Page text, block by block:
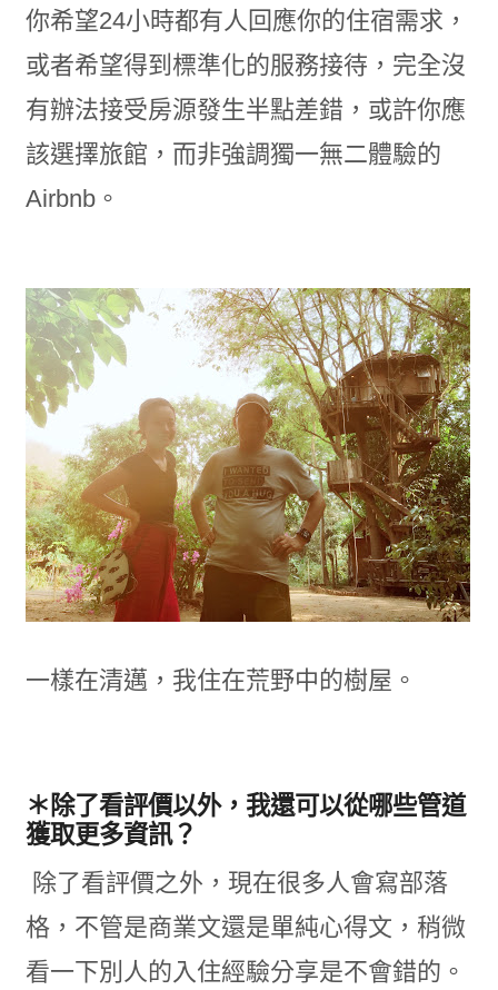
你希望24小時都有人回應你的住宿需求，
或者希望得到標準化的服務接待，完全沒
有辦法接受房源發生半點差錯，或許你應
該選擇旅館，而非強調獨一無二體驗的
Airbnb。
一樣在清邁，我住在荒野中的樹屋。
＊除了看評價以外，我還可以從哪些管道
獲取更多資訊？
除了看評價之外，現在很多人會寫部落
格，不管是商業文還是單純心得文，稍微
看一下別人的入住經驗分享是不會錯的。